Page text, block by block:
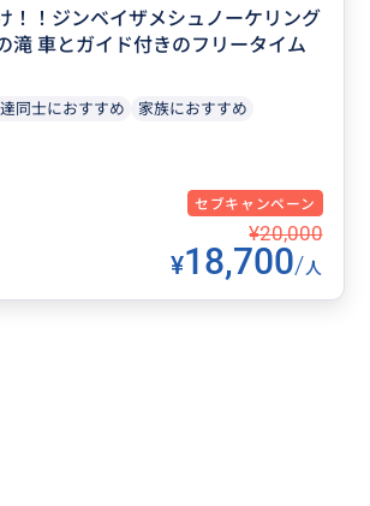
！！ジンベイザメシュノーケリング
滝 車とガイド付きのフリータイム
同士におすすめ
家族におすすめ
セブキャンペーン
¥20,000
¥18,700/人